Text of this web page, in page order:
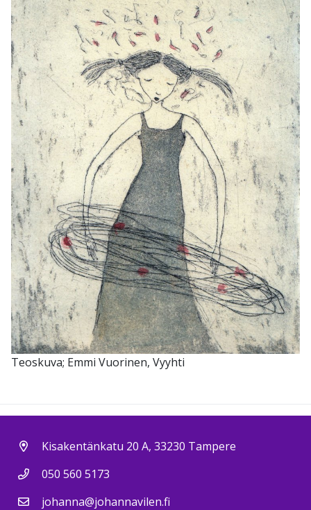
Teoskuva; Emmi Vuorinen, Vyyhti
Kisakentänkatu 20 A, 33230 Tampere
050 560 5173
johanna@johannavilen.fi